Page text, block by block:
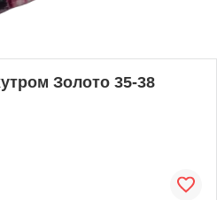
Золото 35-38